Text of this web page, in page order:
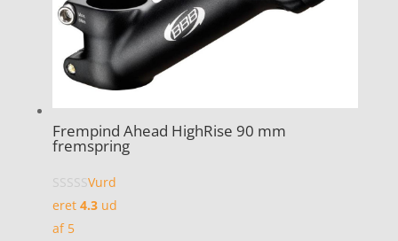
Frempind Ahead HighRise 90 mm
fremspring
Vurd
eret 4.3ud
af 5